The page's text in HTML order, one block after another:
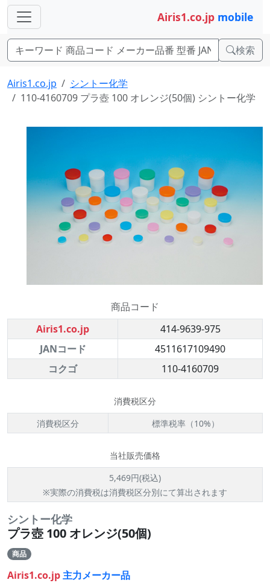
Airis1.co.jp mobile
検索
Airis1.co.jp
シントー化学
110-4160709 プラ壺 100 オレンジ(50個) シントー化学
商品コード
Airis1.co.jp
414-9639-975
JANコード
4511617109490
コクゴ
110-4160709
消費税区分
消費税区分
標準税率（10%）
当社販売価格
5,469円(税込)
※実際の消費税は消費税区分別にて算出されます
シントー化学
プラ壺 100 オレンジ(50個)
商品
Airis1.co.jp主力メーカー品